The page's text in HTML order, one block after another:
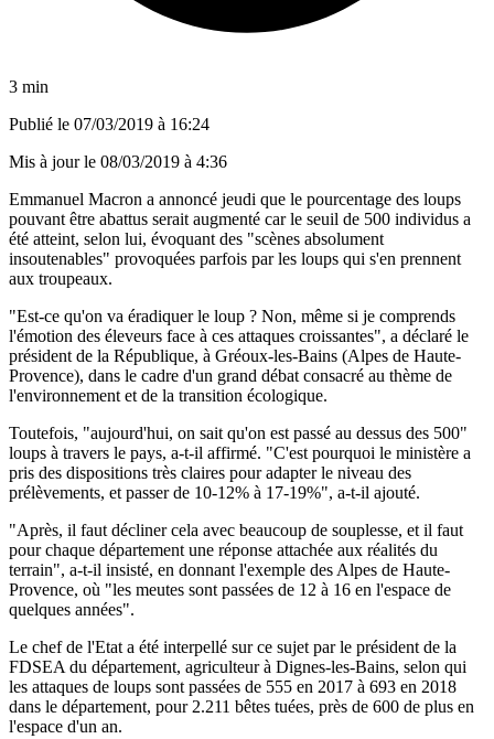
3 min
Publié le 07/03/2019 à 16:24
Mis à jour le 08/03/2019 à 4:36
Emmanuel Macron a annoncé jeudi que le pourcentage des loups
pouvant être abattus serait augmenté car le seuil de 500 individus a
été atteint, selon lui, évoquant des "scènes absolument
insoutenables" provoquées parfois par les loups qui s'en prennent
aux troupeaux.
"Est-ce qu'on va éradiquer le loup ? Non, même si je comprends
l'émotion des éleveurs face à ces attaques croissantes", a déclaré le
président de la République, à Gréoux-les-Bains (Alpes de Haute-
Provence), dans le cadre d'un grand débat consacré au thème de
l'environnement et de la transition écologique.
Toutefois, "aujourd'hui, on sait qu'on est passé au dessus des 500"
loups à travers le pays, a-t-il affirmé. "C'est pourquoi le ministère a
pris des dispositions très claires pour adapter le niveau des
prélèvements, et passer de 10-12% à 17-19%", a-t-il ajouté.
"Après, il faut décliner cela avec beaucoup de souplesse, et il faut
pour chaque département une réponse attachée aux réalités du
terrain", a-t-il insisté, en donnant l'exemple des Alpes de Haute-
Provence, où "les meutes sont passées de 12 à 16 en l'espace de
quelques années".
Le chef de l'Etat a été interpellé sur ce sujet par le président de la
FDSEA du département, agriculteur à Dignes-les-Bains, selon qui
les attaques de loups sont passées de 555 en 2017 à 693 en 2018
dans le département, pour 2.211 bêtes tuées, près de 600 de plus en
l'espace d'un an.